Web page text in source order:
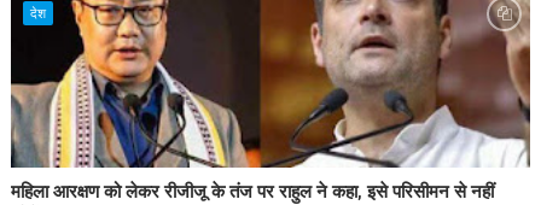
देश
महिला आरक्षण को लेकर रीजीजू के तंज पर राहुल ने कहा, इसे परिसीमन से नहीं